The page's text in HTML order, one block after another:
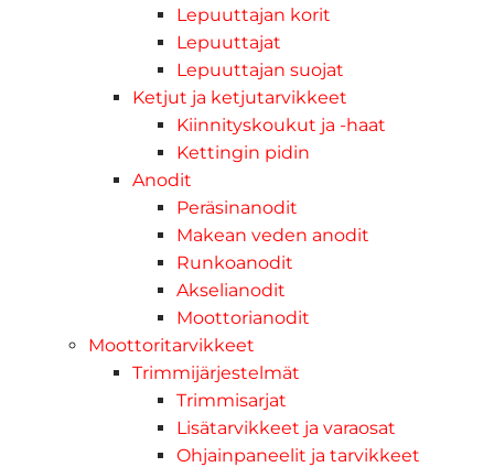
Lepuuttajan korit
Lepuuttajat
Lepuuttajan suojat
Ketjut ja ketjutarvikkeet
Kiinnityskoukut ja -haat
Kettingin pidin
Anodit
Peräsinanodit
Makean veden anodit
Runkoanodit
Akselianodit
Moottorianodit
Moottoritarvikkeet
Trimmijärjestelmät
Trimmisarjat
Lisätarvikkeet ja varaosat
Ohjainpaneelit ja tarvikkeet